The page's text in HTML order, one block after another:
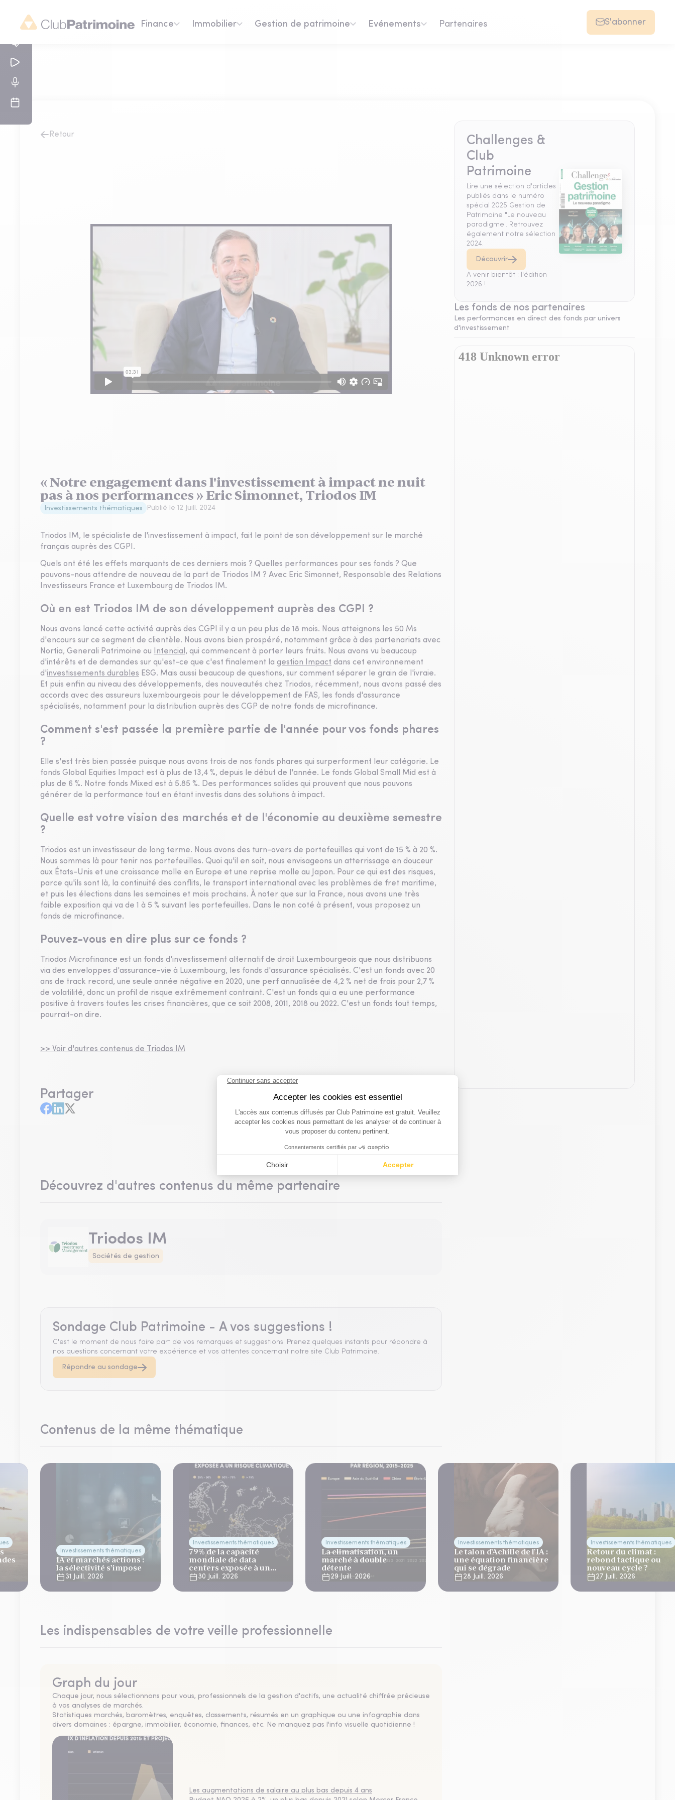
Finance Immobilier Gestion de patrimoine Evénements Partenaires S'abonner
Retour
« Notre engagement dans l'investissement à impact ne nuit
pas à nos performances » Eric Simonnet, Triodos IM
Investissements thématiques Publié le 12 Juill. 2024
Triodos IM, le spécialiste de l'investissement à impact, fait le point de son développement sur le marché
français auprès des CGPI.
Quels ont été les effets marquants de ces derniers mois ? Quelles performances pour ses fonds ? Que
pouvons-nous attendre de nouveau de la part de Triodos IM ? Avec Eric Simonnet, Responsable des Relations
Investisseurs France et Luxembourg de Triodos IM.
Où en est Triodos IM de son développement auprès des CGPI ?
Nous avons lancé cette activité auprès des CGPI il y a un peu plus de 18 mois. Nous atteignons les 50 Ms
d'encours sur ce segment de clientèle. Nous avons bien prospéré, notamment grâce à des partenariats avec
Nortia, Generali Patrimoine ou
Intencial, qui commencent à porter leurs fruits. Nous avons vu beaucoup
d'intérêts et de demandes sur qu'est-ce que c'est finalement la gestion Impact dans cet environnement
d'investissements durables ESG. Mais aussi beaucoup de questions, sur comment séparer le grain de l'ivraie.
Et puis enfin au niveau des développements, des nouveautés chez Triodos, récemment, nous avons passé des
accords avec des assureurs luxembourgeois pour le développement de FAS, les fonds d'assurance
spécialisés, notamment pour la distribution auprès des CGP de notre fonds de microfinance.
Comment s'est passée la première partie de l'année pour vos fonds phares
?
Elle s'est très bien passée puisque nous avons trois de nos fonds phares qui surperforment leur catégorie. Le
fonds Global Equities Impact est à plus de 13,4 %, depuis le début de l'année. Le fonds Global Small Mid est à
plus de 6 %. Notre fonds Mixed est à 5.85 %. Des performances solides qui prouvent que nous pouvons
générer de la performance tout en étant investis dans des solutions à impact.
Quelle est votre vision des marchés et de l'économie au deuxième semestre
?
Triodos est un investisseur de long terme. Nous avons des turn-overs de portefeuilles qui vont de 15 % à 20 %.
Nous sommes là pour tenir nos portefeuilles. Quoi qu'il en soit, nous envisageons un atterrissage en douceur
aux États-Unis et une croissance molle en Europe et une reprise molle au Japon. Pour ce qui est des risques,
parce qu'ils sont là, la continuité des conflits, le transport international avec les problèmes de fret maritime,
et puis les élections dans les semaines et mois prochains. À noter que sur la France, nous avons une très
faible exposition qui va de 1 à 5 % suivant les portefeuilles. Dans le non coté à présent, vous proposez un
fonds de microfinance.
Pouvez-vous en dire plus sur ce fonds ?
Triodos Microfinance est un fonds d'investissement alternatif de droit Luxembourgeois que nous distribuons
via des enveloppes d'assurance-vie à Luxembourg, les fonds d'assurance spécialisés. C'est un fonds avec 20
ans de track record, une seule année négative en 2020, une perf annualisée de 4,2 % net de frais pour 2,7 %
de volatilité, donc un profil de risque extrêmement contraint. C'est un fonds qui a eu une performance
positive à travers toutes les crises financières, que ce soit 2008, 2011, 2018 ou 2022. C'est un fonds tout temps,
pourrait-on dire.
>> Voir d'autres contenus de Triodos IM
Partager
Découvrez d'autres contenus du même partenaire
Triodos IM
Sociétés de gestion
Sondage Club Patrimoine - A vos suggestions !
C'est le moment de nous faire part de vos remarques et suggestions. Prenez quelques instants pour répondre à
nos questions concernant votre expérience et vos attentes concernant notre site Club Patrimoine.
Répondre au sondage
Contenus de la même thématique
Investissements thématiques
IA et marchés actions :
la sélectivité s’impose
31 Juill. 2026
Investissements thématiques
79% de la capacité
mondiale de data
centers exposée à un
risque climatique aigu
30 Juill. 2026
Investissements thématiques
La climatisation, un
marché à double
détente
29 Juill. 2026
Investissements thématiques
Le talon d’Achille de l’IA :
une équation financière
qui se dégrade
28 Juill. 2026
Investissements thématiques
Retour du climat :
rebond tactique ou
nouveau cycle ?
27 Juill. 2026
Les indispensables de votre veille professionnelle
Graph du jour
Chaque jour, nous sélectionnons pour vous, professionnels de la gestion d'actifs, une actualité chiffrée précieuse
à vos analyses de marchés.
Statistiques marchés, baromètres, enquêtes, classements, résumés en un graphique ou une infographie dans
divers domaines : épargne, immobilier, économie, finances, etc. Ne manquez pas l'info visuelle quotidienne !
Les augmentations de salaire au plus bas depuis 4 ans
Challenges &
Club
Patrimoine
Lire une sélection d'articles
publiés dans le numéro
spécial 2025 Gestion de
Patrimoine "Le nouveau
paradigme". Retrouvez
également notre sélection
2024.
Découvrir
A venir bientôt : l'édition
2026 !
Les fonds de nos partenaires
Les performances en direct des fonds par univers
d'investissement